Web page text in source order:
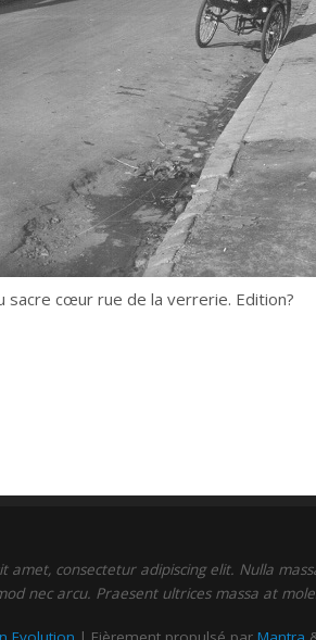
sacre cœur rue de la verrerie. Edition?
amet, consectetur adipiscing elit. Nulla
nec arcu. Praesent ultrices massa at